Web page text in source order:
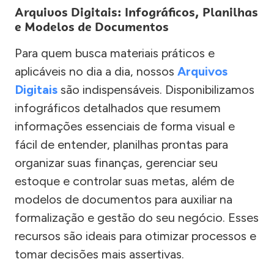
Arquivos Digitais: Infográficos, Planilhas
e Modelos de Documentos
Para quem busca materiais práticos e
aplicáveis no dia a dia, nossos Arquivos
Digitais são indispensáveis. Disponibilizamos
infográficos detalhados que resumem
informações essenciais de forma visual e
fácil de entender, planilhas prontas para
organizar suas finanças, gerenciar seu
estoque e controlar suas metas, além de
modelos de documentos para auxiliar na
formalização e gestão do seu negócio. Esses
recursos são ideais para otimizar processos e
tomar decisões mais assertivas.